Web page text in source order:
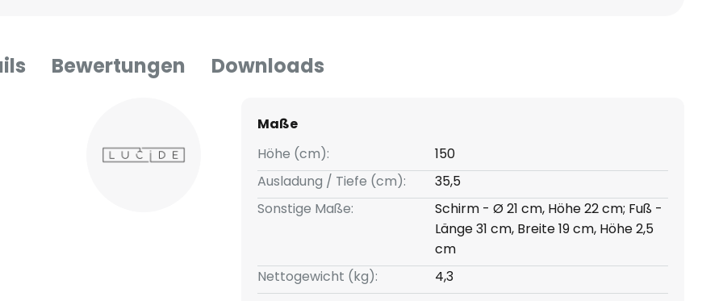
Bewertungen Downloads
Maße
Höhe (cm):
150
Ausladung / Tiefe (cm):
35,5
Sonstige Maße:
Schirm - Ø 21 cm, Höhe 22 cm; Fuß -
Länge 31 cm, Breite 19 cm, Höhe 2,5
cm
Nettogewicht (kg):
4,3